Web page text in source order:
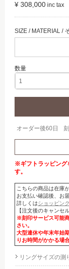
¥ 308,000
オーダー後60日
※ギフトラッピング
す。
こちらの商品は在庫
お支払い確認後、お
詳しくはショッピン
【注文後のキャンセ
※刻印サービス可能
さい。
大型連休や年末年始
りお時間がかかる場
リングサイズの測